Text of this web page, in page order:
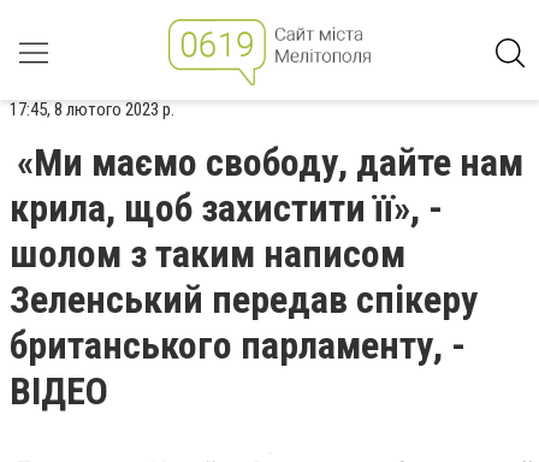
17:45, 8 лютого 2023 р.
«Ми маємо свободу, дайте нам
крила, щоб захистити її», -
шолом з таким написом
Зеленський передав спікеру
британського парламенту, -
ВІДЕО